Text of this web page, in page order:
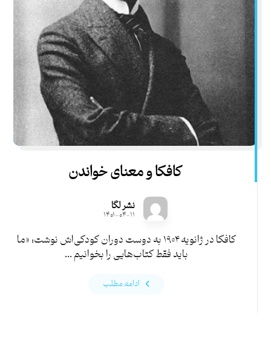
کافکا و معنای خواندن
نشر لگا
۱۴۰۱-۰۴-۱۱
کافکا در ژانویه ۱۹۰۴ به دوست دوران کودکی‌اش نوشت: «ما
باید فقط کتاب‌هایی را بخوانیم ...
ادامه مطلب